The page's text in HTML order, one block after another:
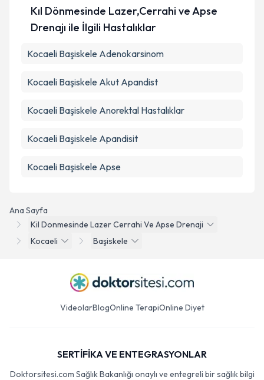
Ana Sayfa
Kil Donmesinde Lazer Cerrahi Ve Apse Drenaji
Kocaeli
Başiskele
Kıl Dönmesinde Lazer,Cerrahi ve Apse
Drenajı ile İlgili Hastalıklar
Kocaeli Başiskele Adenokarsinom
Kocaeli Başiskele Akut Apandist
Kocaeli Başiskele Anorektal Hastalıklar
Kocaeli Başiskele Apandisit
Kocaeli Başiskele Apse
VideolarBlogOnline TerapiOnline Diyet
SERTİFİKA VE ENTEGRASYONLAR
Doktorsitesi.com Sağlık Bakanlığı onaylı ve entegreli bir sağlık bilgi